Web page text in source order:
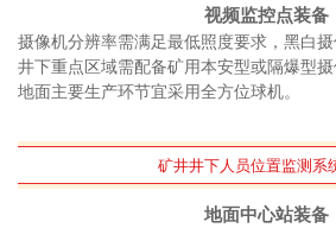
视频监控点装备
摄像机分辨率需满足最低照度要求，黑白摄
井下重点区域需配备矿用本安型或隔爆型摄
地面主要生产环节宜采用全方位球机。
矿井井下人员位置监测系
地面中心站装备